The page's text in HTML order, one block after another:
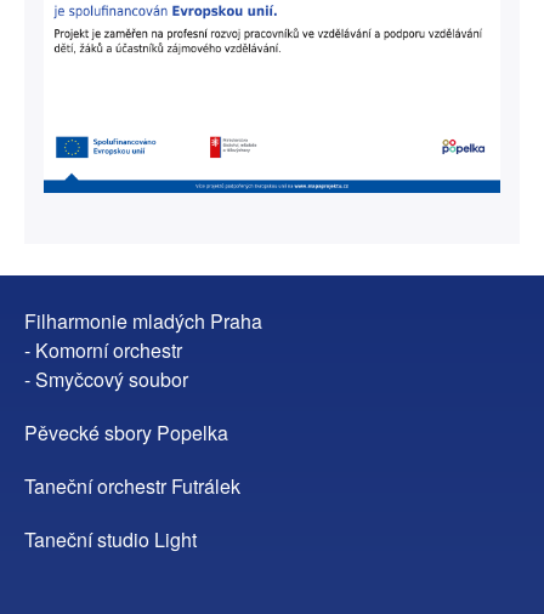
Filharmonie mladých Praha
- Komorní orchestr
- Smyčcový soubor
Pěvecké sbory Popelka
Taneční orchestr Futrálek
Taneční studio Light